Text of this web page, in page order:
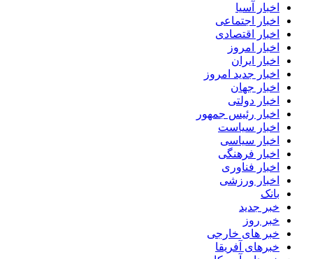
اخبار آسیا
اخبار اجتماعی
اخبار اقتصادی
اخبار امروز
اخبار ایران
اخبار جدید امروز
اخبار جهان
اخبار دولتی
اخبار رئیس جمهور
اخبار سیاست
اخبار سیاسی
اخبار فرهنگی
اخبار فناوری
اخبار ورزشی
بانک
خبر جدید
خبر روز
خبر های خارجی
خبرهای آفریقا